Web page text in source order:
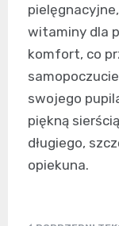
witaminy dla
komfort, co
swojego
piękną
długiego,
opiekuna.